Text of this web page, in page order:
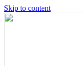
Skip to content